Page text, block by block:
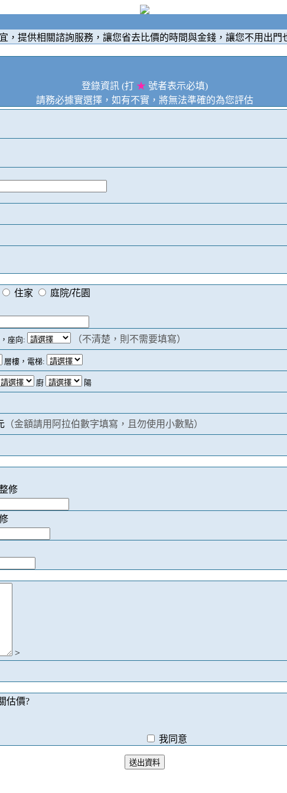
提供相關諮詢服務，讓您省去比價的時間與金錢，讓您不用出門
登錄資訊 (打 ★ 號者表示必填)
請務必據實選擇，如有不實，將無法準確的為您評估
住家
庭院/花園
座向: （不清楚，則不需要填寫）
層樓，電梯:
廚 陽
（金額請用阿拉伯數字填寫，且勿使用小數點）
修
>
估價?
我同意